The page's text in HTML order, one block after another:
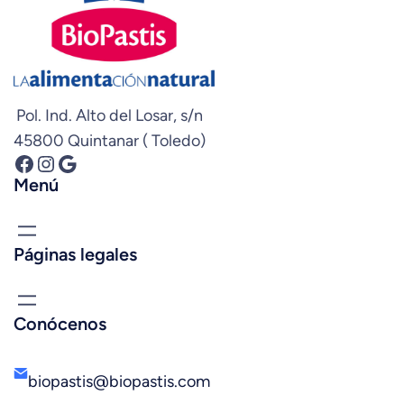
Pol. Ind. Alto del Losar, s/n
45800 Quintanar ( Toledo)
Facebook InstagramGoogle
Menú
Páginas legales
Conócenos
biopastis@biopastis.com